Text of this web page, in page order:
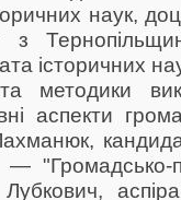
наук,
з
історичних
та методики
аспекти
"Громадсько-